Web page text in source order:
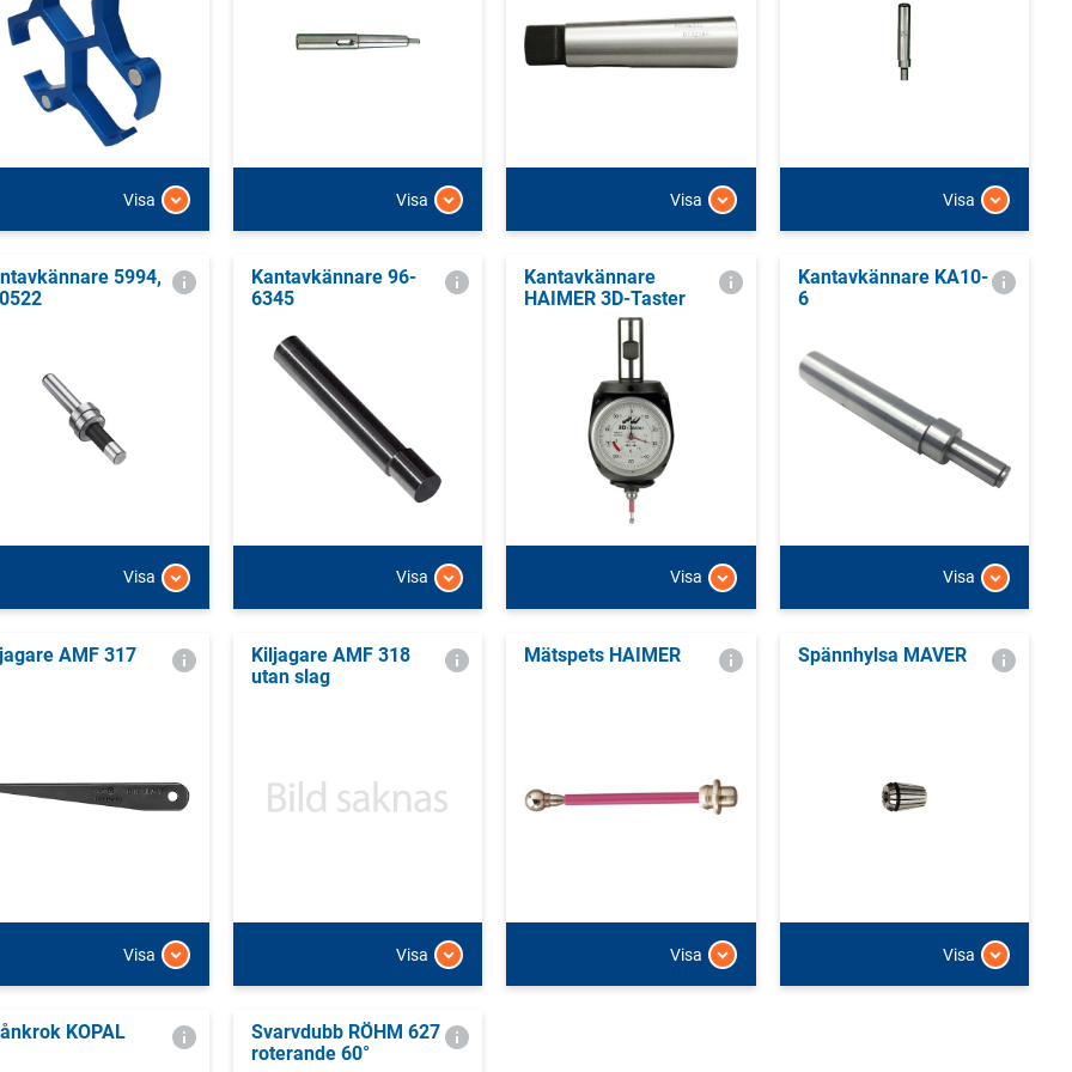
Visa Visa Visa Visa
5994,
Visa
Kantavkännare 96-
6345
Visa
Kantavkännare
HAIMER 3D-Taster
Visa
Kantavkännare KA10-
6
Visa
AMF 317
Visa
Kiljagare AMF 318
utan slag
Visa
Mätspets HAIMER
Visa
Spännhylsa MAVER
Visa
KOPAL
Svarvdubb RÖHM 627
roterande 60°